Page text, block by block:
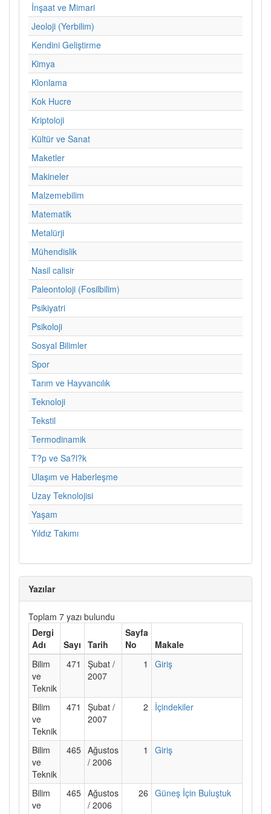
İnşaat ve Mimari
Jeoloji (Yerbilim)
Kendini Geliştirme
Kimya
Klonlama
Kok Hucre
Kriptoloji
Kültür ve Sanat
Maketler
Makineler
Malzemebilim
Matematik
Metalürji
Mühendislik
Nasil calisir
Paleontoloji (Fosilbilim)
Psikiyatri
Psikoloji
Sosyal Bilimler
Spor
Tarım ve Hayvancılık
Teknoloji
Tekstil
Termodinamik
T?p ve Sa?l?k
Ulaşım ve Haberleşme
Uzay Teknolojisi
Yaşam
Yıldız Takımı
Yazılar
Toplam 7 yazı bulundu
Dergi
Adı
Sayı Tarih
Sayfa
No
Makale
Bilim
ve
Teknik
471
Şubat /
2007
1 Giriş
Bilim
ve
Teknik
471
Şubat /
2007
2 İçindekiler
Bilim
ve
Teknik
465 Ağustos
/ 2006
1 Giriş
Bilim
ve
465 Ağustos
/ 2006
26 Güneş İçin Buluştuk